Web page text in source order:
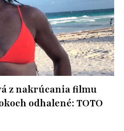
z nakrúcania filmu
odhalené: TOTO